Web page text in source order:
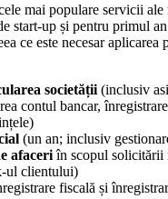
mai populare servicii ale
start-up și pentru primul
ce este necesar aplicarea
societății (inclusiv
contul bancar,
(un an; inclusiv
afaceriîn scopul solicitării
ul clientului)
fiscală și